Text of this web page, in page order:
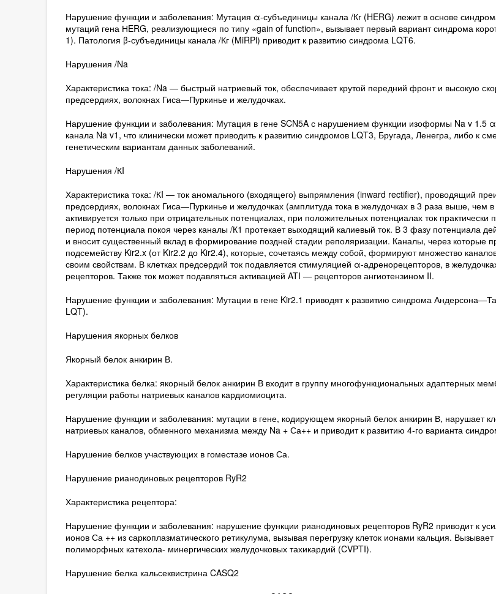
Нарушение функции и заболевания: Мутация α-субъединицы канала /Кг (HERG) лежит в основе
мутаций гена НERG, реализующиеся по типу «gain of function», вызывает первый вариант синдрома
1). Патология β-субъединицы канала /Кг (MiRPl) приводит к развитию синдрома LQT6.
Нарушения /Na
Характеристика тока: /Na — быстрый натриевый ток, обеспечивает крутой передний фронт и высокую
предсердиях, волокнах Гиса—Пуркинье и желудочках.
Нарушение функции и заболевания: Мутация в гене SCN5A с нарушением функции изоформы Na v 1.5
канала Na v1, что клинически может приводить к развитию синдромов LQT3, Бругада, Ленегра, либо к
генетическим вариантам данных заболеваний.
Нарушения /КI
Характеристика тока: /КI — ток аномального (входящего) выпрямления (inward rectifier), проводящий
предсердиях, волокнах Гиса—Пуркинье и желудочках (амплитуда тока в желудочках в 3 раза выше, чем
активируется только при отрицательных потенциалах, при положительных потенциалах ток практически
период потенциала покоя через каналы /К1 протекает выходящий калиевый ток. В 3 фазу потенциала
и вносит существенный вклад в формирование поздней стадии реполяризации. Каналы, через которые
подсемейству Kir2.x (от Kir2.2 до Kir2.4), которые, сочетаясь между собой, формируют множество
своим свойствам. В клетках предсердий ток подавляется стимуляцией α-адренорецепторов, в
рецепторов. Также ток может подавляться активацией ATI — рецепторов ангиотензином II.
Нарушение функции и заболевания: Мутации в гене Kir2.1 приводят к развитию синдрома
LQT).
Нарушения якорных белков
Якорный белок анкирин В.
Характеристика белка: якорный белок анкирин В входит в группу многофункциональных адаптерных
регуляции работы натриевых каналов кардиомиоцита.
Нарушение функции и заболевания: мутации в гене, кодирующем якорный белок анкирин В, нарушает
натриевых каналов, обменного механизма между Na + Са++ и приводит к развитию 4-го варианта
Нарушение белков участвующих в гоместазе ионов Са.
Нарушение рианодиновых рецепторов RyR2
Характеристика рецептора:
Нарушение функции и заболевания: нарушение функции рианодиновых рецепторов RyR2 приводит к
ионов Са ++ из саркоплазматического ретикулума, вызывая перегрузку клеток ионами кальция.
полиморфных катехола- минергических желудочковых тахикардий (CVPTI).
Нарушение белка кальсеквистрина CASQ2